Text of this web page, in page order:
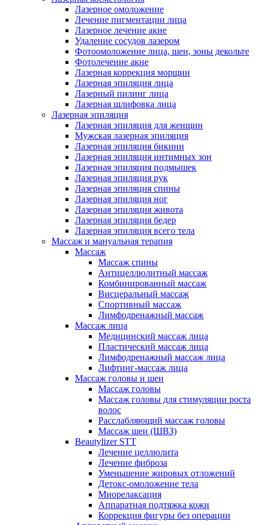
Лазерное омоложение
Лечение пигментации лица
Лазерное лечение акне
Удаление сосудов лазером
Фотоомоложение лица, шеи, зоны декольте
Фотолечение акне
Лазерная коррекция морщин
Лазерная эпиляция лица
Лазерный пилинг лица
Лазерная шлифовка лица
Лазерная эпиляция
Лазерная эпиляция для женщин
Мужская лазерная эпиляция
Лазерная эпиляция бикини
Лазерная эпиляция интимных зон
Лазерная эпиляция подмышек
Лазерная эпиляция рук
Лазерная эпиляция спины
Лазерная эпиляция ног
Лазерная эпиляция живота
Лазерная эпиляция бедер
Лазерная эпиляция всего тела
Массаж и мануальная терапия
Массаж
Массаж спины
Антицеллюлитный массаж
Комбинированный массаж
Висцеральный массаж
Спортивный массаж
Лимфодренажный массаж
Массаж лица
Медицинский массаж лица
Пластический массаж лица
Лимфодренажный массаж лица
Лифтинг-массаж лица
Массаж головы и шеи
Массаж головы
Массаж головы для стимуляции роста
волос
Расслабляющий массаж головы
Массаж шеи (ШВЗ)
Beautylizer STT
Лечение целлюлита
Лечение фиброза
Уменьшение жировых отложений
Детокс-омоложение тела
Миорелаксация
Аппаратная подтяжка кожи
Коррекция фигуры без операции